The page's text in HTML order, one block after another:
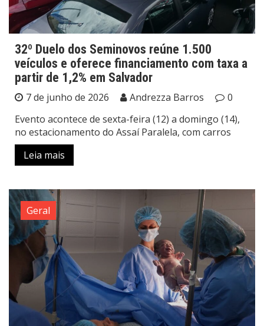
32º Duelo dos Seminovos reúne 1.500
veículos e oferece financiamento com taxa a
partir de 1,2% em Salvador
7 de junho de 2026 Andrezza Barros
0
Evento acontece de sexta-feira (12) a domingo (14),
no estacionamento do Assaí Paralela, com carros
Leia mais
Geral